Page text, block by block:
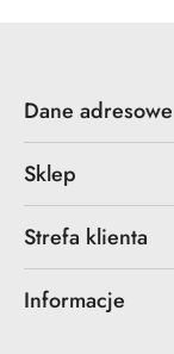
Dane adresowe
Sklep
Strefa klienta
Informacje